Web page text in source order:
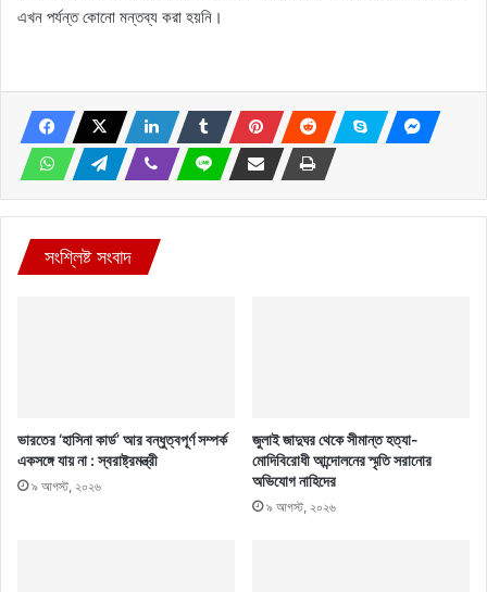
এখন পর্যন্ত কোনো মন্তব্য করা হয়নি।
সংশ্লিষ্ট সংবাদ
ভারতের ‘হাসিনা কার্ড’ আর বন্ধুত্বপূর্ণ সম্পর্ক
একসঙ্গে যায় না : স্বরাষ্ট্রমন্ত্রী
৯ আগস্ট, ২০২৬
জুলাই জাদুঘর থেকে সীমান্ত হত্যা-
মোদিবিরোধী আন্দোলনের স্মৃতি সরানোর
অভিযোগ নাহিদের
৯ আগস্ট, ২০২৬